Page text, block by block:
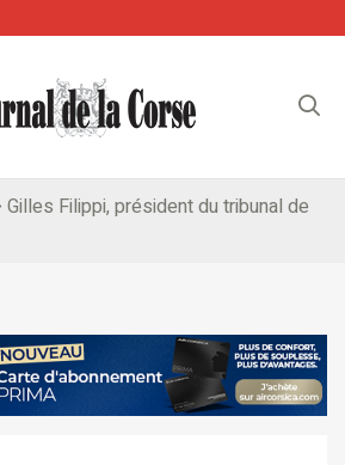
Gilles Filippi, président du tribunal de